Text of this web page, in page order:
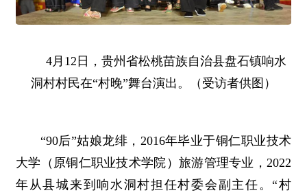
4月12日，贵州省松桃苗族自治县盘石镇响水
洞村村民在“村晚”舞台演出。（受访者供图）
“90后”姑娘龙绯，2016年毕业于铜仁职业技术
大学（原铜仁职业技术学院）旅游管理专业，2022
年从县城来到响水洞村担任村委会副主任。“村